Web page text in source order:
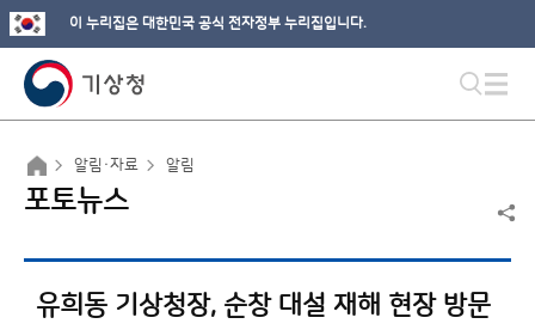
이 누리집은 대한민국 공식 전자정부 누리집입니다.
알림·자료 알림
포토뉴스
유희동 기상청장, 순창 대설 재해 현장 방문